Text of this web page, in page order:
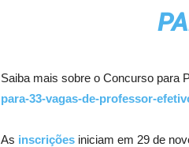
Saiba mais sobre o Concurso para
para-33-vagas-de-professor-
As inscrições iniciam em 29 de